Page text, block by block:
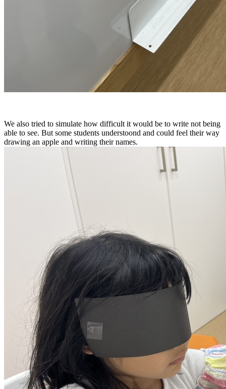
We also tried to simulate how difficult it would be to write not being
able to see. But some students understoond and could feel their way
drawing an apple and writing their names.